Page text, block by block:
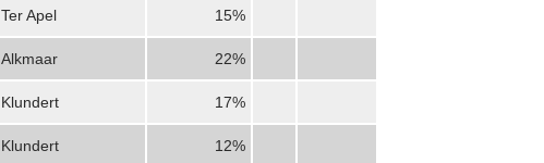
Ter Apel 15%
Alkmaar 22%
Klundert 17%
Klundert 12%